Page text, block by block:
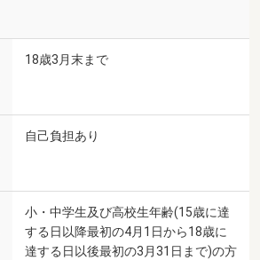
18歳3月末まで
自己負担あり
小・中学生及び高校生年齢(15歳に達
する日以降最初の4月1日から18歳に
達する日以後最初の3月31日まで)の方